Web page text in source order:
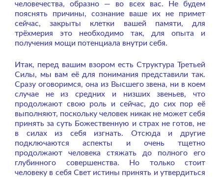
человечества, образно — во всех вас. Не будем
пояснять причины, сознание ваше их не примет
сейчас, закрыты клетки вашей памяти, для
трёхмерия это необходимо так, для опыта и
получения мощи потенциала внутри себя.
Итак, перед вашим взором есть Структура Третьей
Силы, мы вам её для понимания представили так.
Сразу оговоримся, она из Высшего звена, ни в коем
случае не из средних и низших звеньев, что
продолжают свою роль и сейчас, до сих пор её
выполняют, поскольку человек никак не может себя
принять за суть Божественную и страх не готов, не
в силах из себя изгнать. Отсюда и другие
подключаются аспекты и очень тщетно
продолжают человека стяжать до полного его
глубинного совершенства. Но только стоит
человеку в себя Свет истины принять и утвердиться